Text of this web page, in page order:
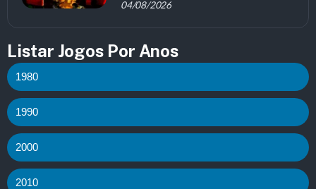
04/08/2026
Listar Jogos Por Anos
1980
1990
2000
2010